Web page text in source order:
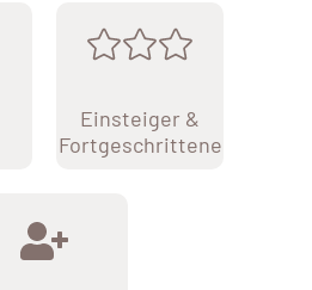
Einsteiger &
Fortgeschrittene